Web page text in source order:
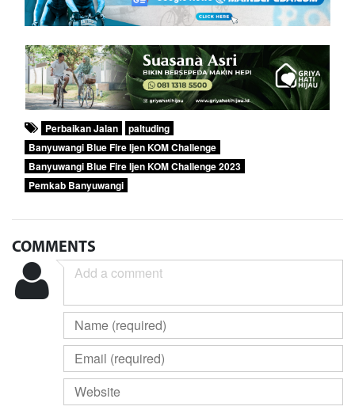
Perbaikan Jalan
paltuding
Banyuwangi Blue Fire Ijen KOM Challenge
Banyuwangi Blue Fire Ijen KOM Challenge 2023
Pemkab Banyuwangi
COMMENTS